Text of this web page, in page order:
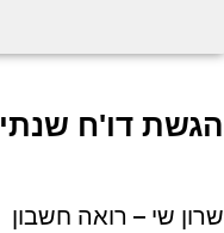
הגשת דו'ח שנתי
שרון שי – רואה חשבון